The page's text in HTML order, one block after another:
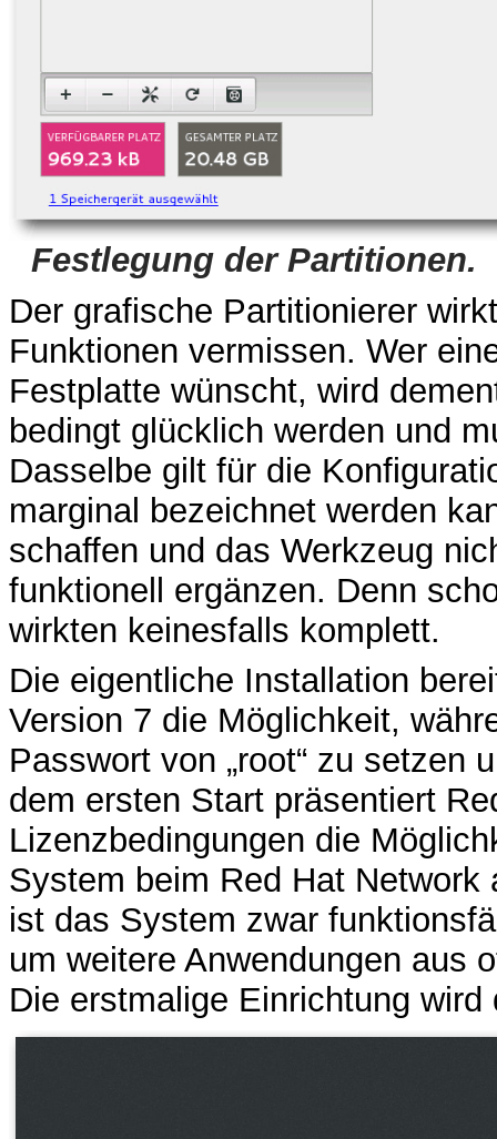
Festlegung der Partitionen.
Der grafische Partitionierer
Funktionen vermissen. Wer
Festplatte wünscht, wird
bedingt glücklich werden und
Dasselbe gilt für die
marginal bezeichnet werden
schaffen und das Werkzeug
funktionell ergänzen. Denn
wirkten keinesfalls komplett.
Die eigentliche Installation
Version 7 die Möglichkeit,
Passwort von „root“ zu setzen
dem ersten Start präsentiert
Lizenzbedingungen die
System beim Red Hat Network
ist das System zwar
um weitere Anwendungen aus
Die erstmalige Einrichtung